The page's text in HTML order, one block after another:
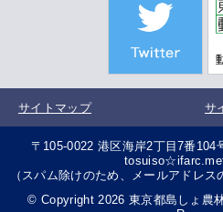
サイトマップ サ
〒105-0022 港区海岸2丁目7番104
（スパム除けのため、メールアドレ
© Copyright 2026 東京都島しょ農